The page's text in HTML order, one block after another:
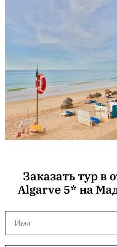
Заказать тур в
Algarve 5* на